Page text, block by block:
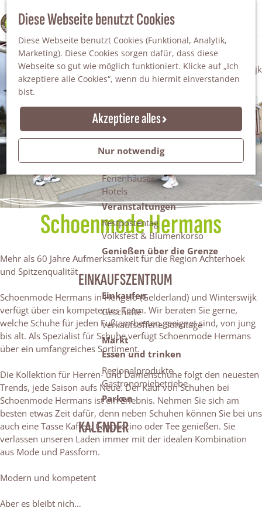
Diese Webseite benutzt Cookies
Diese Webseite benutzt Cookies (Funktional, Analytik,
Marketing). Diese Cookies sorgen dafür, dass diese
Webseite so gut wie möglich funktioniert. Klicke auf „Ich
akzeptiere alle Cookies“, wenn du hiermit einverstanden
bist.
Akzeptiere alles
Nur notwendig
100% WINTERSWIJK
S
u
c
h
e
n
M
e
n
ü
Da staunt man!
Freiheitsbäume
Natur
Naturgebiete
Nationaler Landschaftspark Winterswijk
Der Steingrube
Gärten & Parks
Übernachten
Campingplätze & Ferienparks
Gruppenunterkünfte
Bed & Breakfasts
Ferienhäuser
Hotels
Veranstaltungen
Restpostentag
Volksfest & Blumenkorso
Genießen über die Grenze
EINKAUFSZENTRUM
Einkaufen
Geschäfte
Verkaufsoffene Sonntage
Markt
Essen und trinken
Regionalprodukte
Gastronomiebetriebe
Parken
KALENDER
Schoenmode Hermans
Mehr als 60 Jahre Aufmerksamkeit für die Region Achterhoek
und Spitzenqualität
Schoenmode Hermans in Hengelo (Gelderland) und Winterswijk
verfügt über ein kompetentes Team. Wir beraten Sie gerne,
welche Schuhe für jeden Fuß am besten geeignet sind, von jung
bis alt. Als Spezialist für Schuhe verfügt Schoenmode Hermans
über ein umfangreiches Sortiment.
Die Kollektion für Herren- und Damenschuhe folgt den neuesten
Trends, jede Saison aufs Neue. Der Kauf von Schuhen bei
Schoenmode Hermans ist ein Erlebnis. Nehmen Sie sich am
besten etwas Zeit dafür, denn neben Schuhen können Sie bei uns
auch eine Tasse Kaffee, Cappuccino oder Tee genießen. Sie
verlassen unseren Laden immer mit der idealen Kombination
aus Mode und Passform.
Modern und kompetent
Aber es bleibt nich…